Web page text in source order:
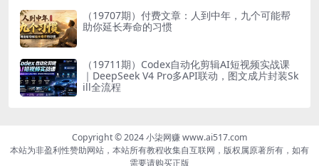
（19707期）付费文章：人到中年，九个可能帮
助你延长寿命的习惯
（19711期）Codex自动化剪辑AI短视频实战课
｜DeepSeek V4 Pro多API联动，图文成片封装Sk
ill全流程
Copyright © 2024 小柒网赚 www.ai517.com
本站为非盈利性赞助网站，本站所有教程收集自互联网，版权属原著所有，如有
需要请购买正版